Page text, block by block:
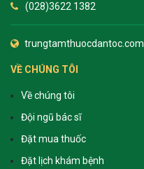
(028)3622 1382
trungtamthuocdantoc.com
VỀ CHÚNG TÔI
Về chúng tôi
Đội ngũ bác sĩ
Đặt mua thuốc
Đặt lịch khám bệnh